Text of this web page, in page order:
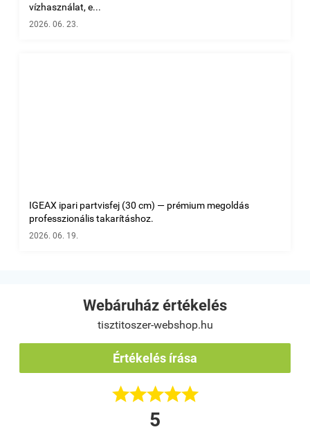
vízhasználat, e...
2026. 06. 23.
IGEAX ipari partvisfej (30 cm) — prémium megoldás
professzionális takarításhoz.
2026. 06. 19.
Webáruház értékelés
tisztitoszer-webshop.hu
Értékelés írása

5